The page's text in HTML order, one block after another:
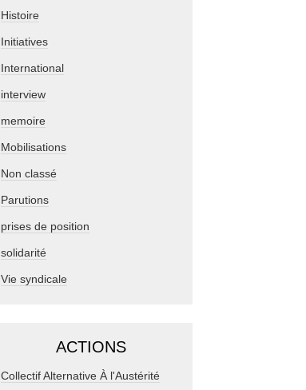
Histoire
Initiatives
International
interview
memoire
Mobilisations
Non classé
Parutions
prises de position
solidarité
Vie syndicale
ACTIONS
Collectif Alternative À l'Austérité